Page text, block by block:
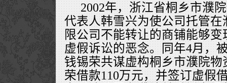
2002年，浙江省桐乡市濮
代表人韩雪兴为使公司托管
限公司不能转让的商铺能够
虚假诉讼的恶念。同年4月，
钱锡荣共谋虚构桐乡市濮院
荣借款110万元，并签订虚假